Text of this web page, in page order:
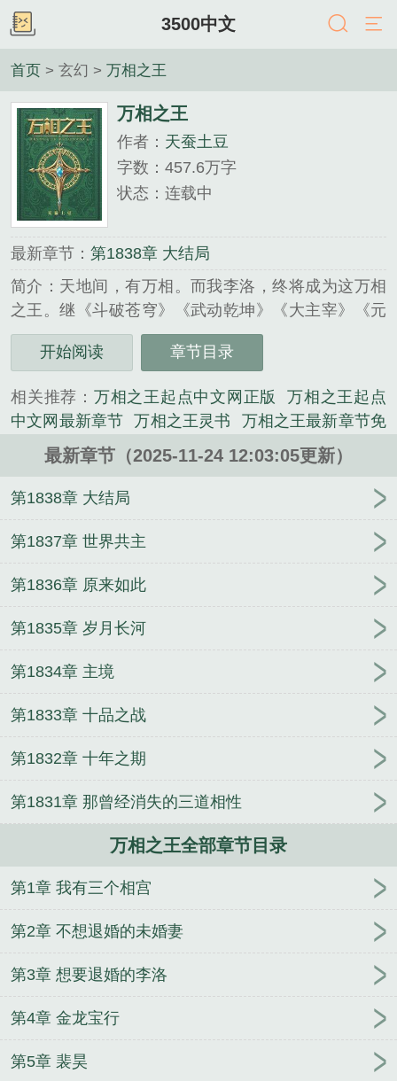
3500中文
首页 > 玄幻 > 万相之王
万相之王
作者： 天蚕土豆
字数：457.6万字
状态：连载中
最新章节： 第1838章 大结局
简介：天地间，有万相。而我李洛，终将成为这万相
之王。继《斗破苍穹》《武动乾坤》《大主宰》《元
尊》之后，天蚕土豆又一部玄幻力作。...
《万相之王》是天蚕土豆精心创作的玄幻类小说。
开始阅读 章节目录
相关推荐： 万相之王起点中文网正版
万相之王起点
中文网最新章节
万相之王灵书
万相之王最新章节免
费阅读无弹窗
万相之王笔趣阁最新章节免费阅读
相之王和前几部有联系吗
万相之王txt电子书 万相之
王姜青娥的身世
万相之王免费观
万相之王完结了吗
万相之王
传
万相之王境界 万相之王漫画免费下拉式6漫画
万
局
万相之王动漫免费观看完整版
万相之王全文免费
阅读
万相之王 最新章节
万相之王笔趣阁无弹窗最
新章节
万相之王李洛介绍
万相之王笔趣阁无弹窗免
费阅读 万相之王男主老婆有几个
万相之王 笔趣阁
之王笔趣阁最新章
万相之王
儿
万相之王最新章节笔趣阁免费阅读
万相之王笔趣
万相之王起点 万相之王在线阅读
王多少字
万相之王百科
万
相之王等级境界 万相之王天蚕土豆
万相之王最新章
节
万相之王txt 万相之王百度百科
万相之王最新章
万相之王漫画 免
费
万相之王最新章节列表
万相之王最新章节阅读
阅读
万相之王最新
万相之
全本TXT 万相之王女主有哪些
万相之王 天蚕土豆
最新章节（2025-11-24 12:03:05更新）
第1838章 大结局
第1837章 世界共主
第1836章 原来如此
第1835章 岁月长河
第1834章 主境
第1833章 十品之战
第1832章 十年之期
第1831章 那曾经消失的三道相性
万相之王全部章节目录
第1章 我有三个相宫
第2章 不想退婚的未婚妻
第3章 想要退婚的李洛
第4章 金龙宝行
第5章 裴昊